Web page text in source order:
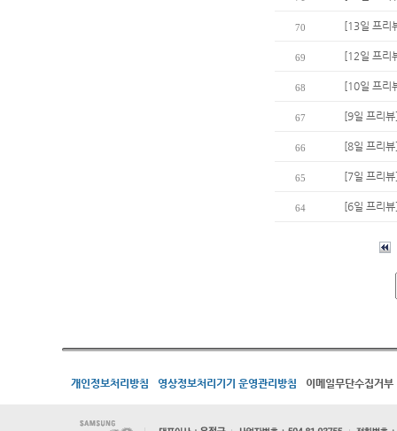
70 [13일 프리
69 [12일 프리
68 [10일 프리
67 [9일 프리
66 [8일 프리
65 [7일 프리뷰
64 [6일 프리
개인정보처리방침 영상정보처리기기 운영관리방침 이메일무단수집거부